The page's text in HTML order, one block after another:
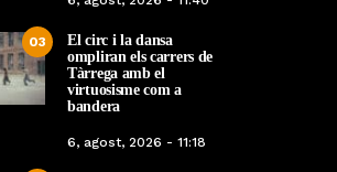
03
El circ i la dansa
ompliran els carrers de
Tàrrega amb el
virtuosisme com a
bandera
6, agost, 2026 - 11:18
22, abril, 2026 - 08:10